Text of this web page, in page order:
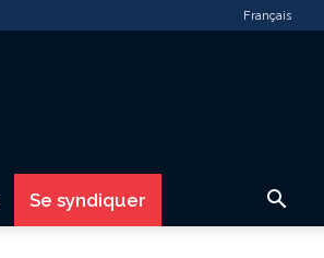
Français
Se syndiquer